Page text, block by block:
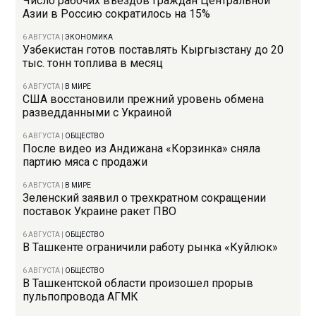
Азии в Россию сократилось на 15%
6 АВГУСТА |ЭКОНОМИКА
Узбекистан готов поставлять Кыргызстану до 20
тыс. тонн топлива в месяц
6 АВГУСТА В МИРЕ
США восстановили прежний уровень обмена
разведданными с Украиной
6 АВГУСТА ОБЩЕСТВО
После видео из Андижана «Корзинка» сняла
партию мяса с продажи
6 АВГУСТА В МИРЕ
Зеленский заявил о трехкратном сокращении
поставок Украине ракет ПВО
6 АВГУСТА ОБЩЕСТВО
В Ташкенте ограничили работу рынка «Куйлюк»
6 АВГУСТА ОБЩЕСТВО
В Ташкентской области произошел прорыв
пульпопровода АГМК